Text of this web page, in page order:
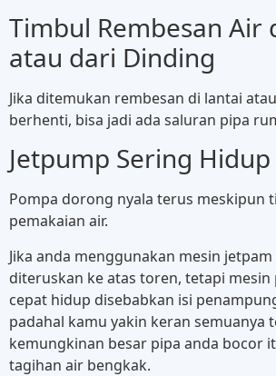
Timbul Rembesan Air
atau dari Dinding
Jika ditemukan rembesan di lantai
berhenti, bisa jadi ada saluran pipa
Jetpump Sering
Pompa dorong nyala terus meskipun
pemakaian air.
Jika anda menggunakan mesin
diteruskan ke atas toren, tetapi
cepat hidup disebabkan isi
padahal kamu yakin keran semuanya
kemungkinan besar pipa anda bocor
tagihan air bengkak.